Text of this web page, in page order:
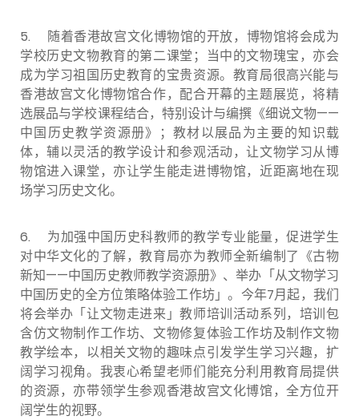
5. 随着香港故宫文化博物馆的开放，博物馆将会成为
学校历史文物教育的第二课堂；当中的文物瑰宝，亦会
成为学习祖国历史教育的宝贵资源。教育局很高兴能与
香港故宫文化博物馆合作，配合开幕的主题展览，将精
选展品与学校课程结合，特别设计与编撰《细说文物——
中国历史教学资源册》；教材以展品为主要的知识载
体，辅以灵活的教学设计和参观活动，让文物学习从博
物馆进入课堂，亦让学生能走进博物馆，近距离地在现
场学习历史文化。
6.
为加强中国历史科教师的教学专业能量，促进学生
对中华文化的了解，教育局亦为教师全新编制了《古物
新知——中国历史教师教学资源册》、举办「从文物学习
中国历史的全方位策略体验工作坊」。今年7月起，我们
将会举办「让文物走进来」教师培训活动系列，培训包
含仿文物制作工作坊、文物修复体验工作坊及制作文物
教学绘本，以相关文物的趣味点引发学生学习兴趣，扩
阔学习视角。我衷心希望老师们能充分利用教育局提供
的资源，亦带领学生参观香港故宫文化博馆，全方位开
阔学生的视野。